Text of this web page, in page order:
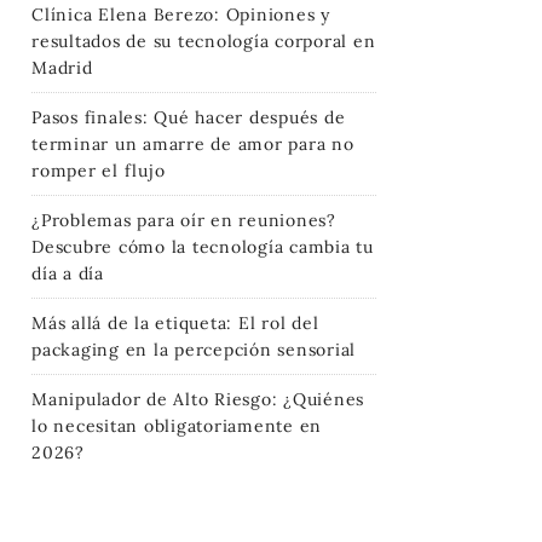
Clínica Elena Berezo: Opiniones y
resultados de su tecnología corporal en
Madrid
Pasos finales: Qué hacer después de
terminar un amarre de amor para no
romper el flujo
¿Problemas para oír en reuniones?
Descubre cómo la tecnología cambia tu
día a día
Más allá de la etiqueta: El rol del
packaging en la percepción sensorial
Manipulador de Alto Riesgo: ¿Quiénes
lo necesitan obligatoriamente en
2026?